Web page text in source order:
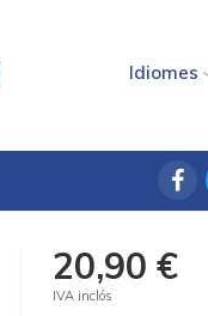
Idiomes
20,90 €
IVA inclós